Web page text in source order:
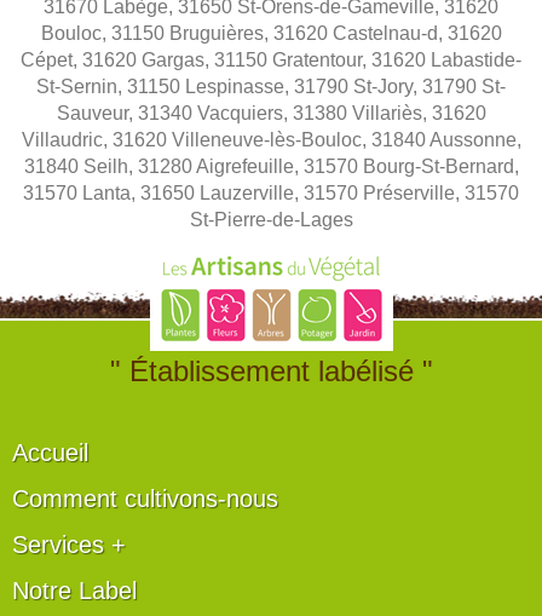
31670 Labège, 31650 St-Orens-de-Gameville, 31620
Bouloc, 31150 Bruguières, 31620 Castelnau-d, 31620
Cépet, 31620 Gargas, 31150 Gratentour, 31620 Labastide-
St-Sernin, 31150 Lespinasse, 31790 St-Jory, 31790 St-
Sauveur, 31340 Vacquiers, 31380 Villariès, 31620
Villaudric, 31620 Villeneuve-lès-Bouloc, 31840 Aussonne,
31840 Seilh, 31280 Aigrefeuille, 31570 Bourg-St-Bernard,
31570 Lanta, 31650 Lauzerville, 31570 Préserville, 31570
St-Pierre-de-Lages
" Établissement labélisé "
Accueil
Comment cultivons-nous
Services +
Notre Label